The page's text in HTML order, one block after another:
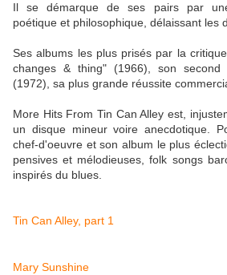
Il se démarque de ses pairs par
poétique et philosophique, délaissant les
Ses albums les plus prisés par la
changes & thing" (1966), son
(1972), sa plus grande réussite
More Hits From Tin Can Alley est,
un disque mineur voire anecdotique.
chef-d'oeuvre et son album le plus
pensives et mélodieuses, folk songs
inspirés du blues.
Tin Can Alley, part 1
Mary Sunshine